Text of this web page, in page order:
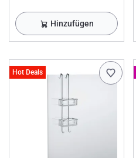
Hinzufügen
Hot Deals